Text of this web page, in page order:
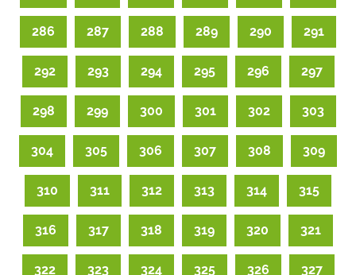
286 287 288 289 290 291
292 293 294 295 296 297
298 299 300 301 302 303
304 305 306 307 308 309
310 311 312 313 314 315
316 317 318 319 320 321
322 323 324 325 326 327